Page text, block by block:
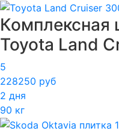
Комплексная
Toyota Land
5
228250 руб
2 дня
90 кг